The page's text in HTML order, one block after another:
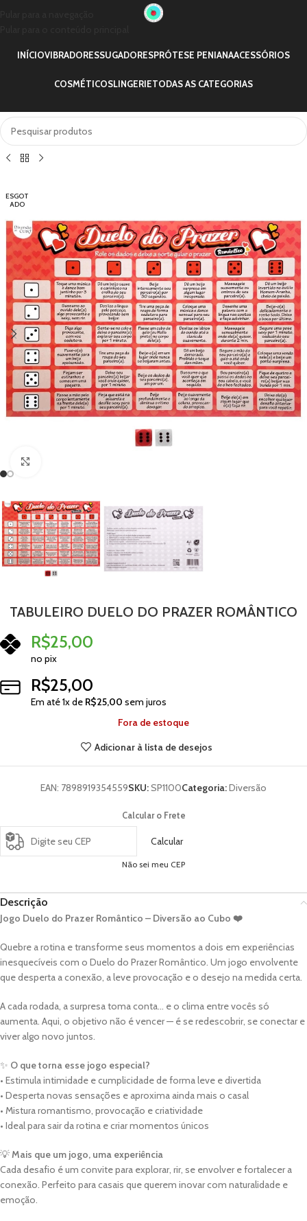
INÍCIOVIBRADORESSUGADORESPRÓTESE PENIANAACESSÓRIOS
COSMÉTICOSLINGERIETODAS AS CATEGORIAS
ESGOT
ADO
TABULEIRO DUELO DO PRAZER ROMÂNTICO
R$25,00
no pix
R$25,00
Em até1x de R$25,00 sem juros
Fora de estoque
Adicionar à lista de desejos
EAN: 7898919354559SKU:SP1100Categoria:Diversão
Calcular o Frete
Calcular
Não sei meu CEP
Descrição
Jogo Duelo do Prazer Romântico – Diversão ao Cubo ❤️
Quebre a rotina e transforme seus momentos a dois em experiências
inesquecíveis com o Duelo do Prazer Romântico. Um jogo envolvente
que desperta a conexão, a leve provocação e o desejo na medida certa.
A cada rodada, a surpresa toma conta… e o clima entre vocês só
aumenta. Aqui, o objetivo não é vencer — é se redescobrir, se conectar e
viver algo novo juntos.
✨ O que torna esse jogo especial?
• Estimula intimidade e cumplicidade de forma leve e divertida
• Desperta novas sensações e aproxima ainda mais o casal
• Mistura romantismo, provocação e criatividade
• Ideal para sair da rotina e criar momentos únicos
💡 Mais que um jogo, uma experiência
Cada desafio é um convite para explorar, rir, se envolver e fortalecer a
conexão. Perfeito para casais que querem inovar com naturalidade e
emoção.